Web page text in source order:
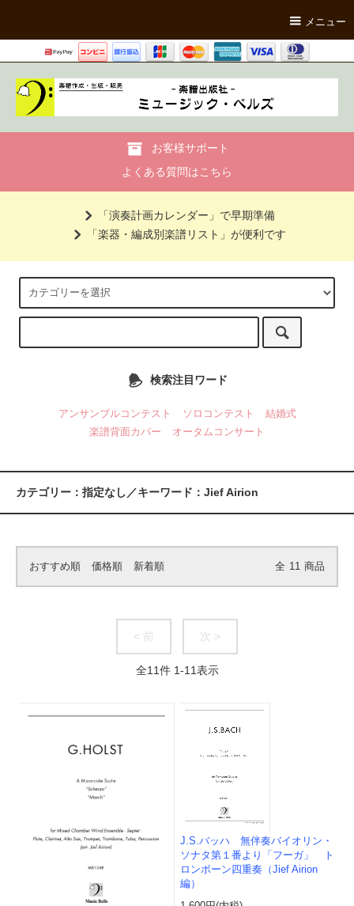
メニュー
お客様サポート
よくある質問はこちら
「演奏計画カレンダー」で早期準備
「楽器・編成別楽譜リスト」が便利です
検索注目ワード
アンサンブルコンテスト ソロコンテスト
結婚式
楽譜背面カバー
オータムコンサート
カテゴリー：指定なし／キーワード：Jief Airion
おすすめ順 価格順 新着順 全 11 商品
< 前 次 >
全11件 1-11表示
J.S.バッハ 無伴奏バイオリン・
ソナタ第１番より「フーガ」 ト
ロンボーン四重奏（Jief Airion
編）